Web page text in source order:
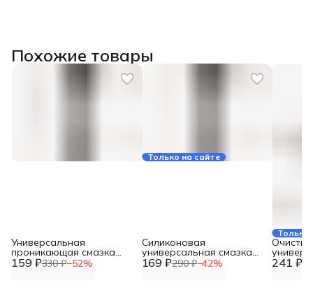
Похожие товары
159 ₽330 ₽−52%
Универсальная
проникающая смазка
KUDO 210 мл новинка KU-
Только на сайте
169 ₽290 ₽−42%
Силиконовая
универсальная смазка
KUDO 210 мл новинка KU-
Только
241 ₽